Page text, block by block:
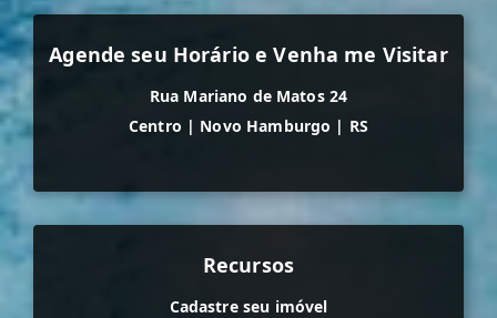
Agende seu Horário e Venha me Visitar
Rua Mariano de Matos 24
Centro | Novo Hamburgo | RS
Recursos
Cadastre seu imóvel